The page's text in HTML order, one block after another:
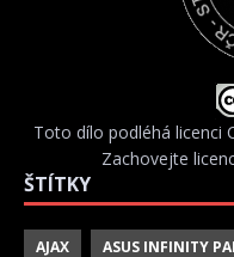
Toto dílo podléhá licenci
Zachovejte
ŠTÍTKY
AJAX ASUS INFINITY